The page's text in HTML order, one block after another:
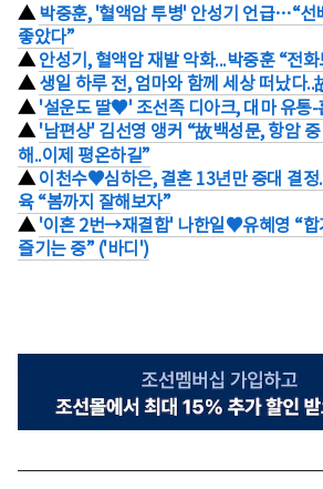
▲ 박중훈, '혈액암 투병' 안성기 언급…“선
좋았다”
▲ 안성기, 혈액암 재발 악화...박중훈 “전
▲ 생일 하루 전, 엄마와 함께 세상 떠났다..
▲ '설운도 딸♥' 조선족 디아크, 대마 유통-
▲ '남편상' 김선영 앵커 “故백성문, 항암
해..이제 평온하길”
▲ 이천수♥심하은, 결혼 13년만 중대 결정
육 “봄까지 잘해보자”
▲ '이혼 2번→재결합' 나한일♥유혜영 “합
즐기는 중” ('바디')